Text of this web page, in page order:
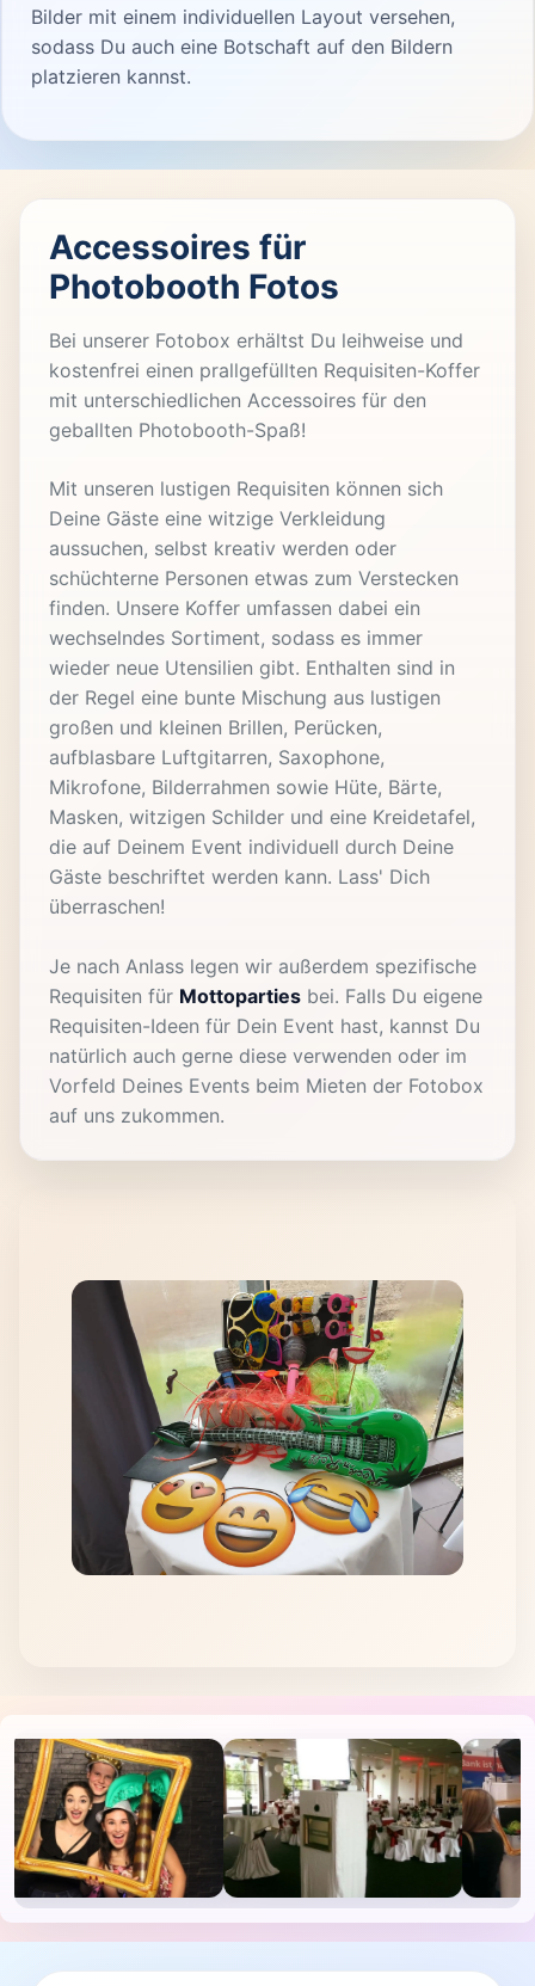
Bilder mit einem individuellen Layout versehen,
sodass Du auch eine Botschaft auf den Bildern
platzieren kannst.
Accessoires für
Photobooth Fotos
Bei unserer Fotobox erhältst Du leihweise und
kostenfrei einen prallgefüllten Requisiten-Koffer
mit unterschiedlichen Accessoires für den
geballten Photobooth-Spaß!
Mit unseren lustigen Requisiten können sich
Deine Gäste eine witzige Verkleidung
aussuchen, selbst kreativ werden oder
schüchterne Personen etwas zum Verstecken
finden. Unsere Koffer umfassen dabei ein
wechselndes Sortiment, sodass es immer
wieder neue Utensilien gibt. Enthalten sind in
der Regel eine bunte Mischung aus lustigen
großen und kleinen Brillen, Perücken,
aufblasbare Luftgitarren, Saxophone,
Mikrofone, Bilderrahmen sowie Hüte, Bärte,
Masken, witzigen Schilder und eine Kreidetafel,
die auf Deinem Event individuell durch Deine
Gäste beschriftet werden kann. Lass' Dich
überraschen!
Je nach Anlass legen wir außerdem spezifische
Requisiten für Mottoparties bei. Falls Du eigene
Requisiten-Ideen für Dein Event hast, kannst Du
natürlich auch gerne diese verwenden oder im
Vorfeld Deines Events beim Mieten der Fotobox
auf uns zukommen.